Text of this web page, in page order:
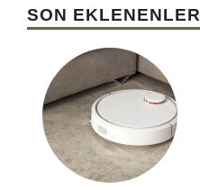
SON EKLENENLER